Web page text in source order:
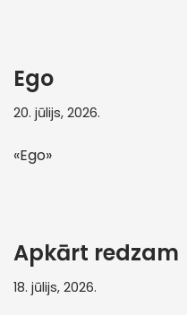
Ego
20. jūlijs, 2026.
«Ego»
Apkārt redzam
18. jūlijs, 2026.